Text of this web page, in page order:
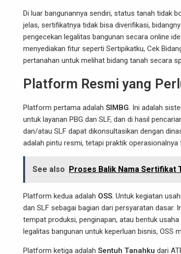
Di luar bangunannya sendiri, status tanah tidak
jelas, sertifikatnya tidak bisa diverifikasi,
pengecekan legalitas bangunan secara online
menyediakan fitur seperti Sertipikatku, Cek
pertanahan untuk melihat bidang tanah secara
Platform Resmi yang
Platform pertama adalah SIMBG. Ini adalah
untuk layanan PBG dan SLF, dan di hasil
dan/atau SLF dapat dikonsultasikan dengan
adalah pintu resmi, tetapi praktik
See also Proses Balik Nama Sertifikat
Platform kedua adalah OSS. Untuk kegiatan
dan SLF sebagai bagian dari persyaratan dasar.
tempat produksi, penginapan, atau bentuk
legalitas bangunan untuk keperluan bisnis, OSS
Platform ketiga adalah Sentuh Tanahku dari